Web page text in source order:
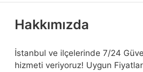
Hakkımızda
İstanbul ve ilçelerinde 7/24
hizmeti veriyoruz! Uygun